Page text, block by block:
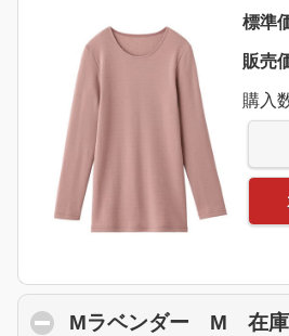
標準
販売
購入
Mラベンダー M 在